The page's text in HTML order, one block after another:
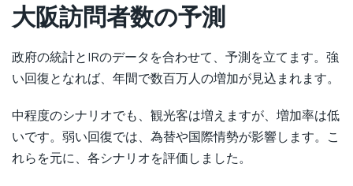
大阪訪問者数の予測
政府の統計とIRのデータを合わせて、予測を立てます。強
い回復となれば、年間で数百万人の増加が見込まれます。
中程度のシナリオでも、観光客は増えますが、増加率は低
いです。弱い回復では、為替や国際情勢が影響します。こ
れらを元に、各シナリオを評価しました。